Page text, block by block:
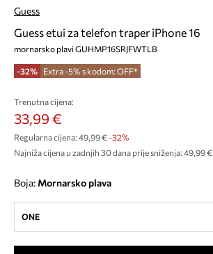
Guess
Guess etui za telefon traper iPhone 16
mornarsko plavi GUHMP16SRJFWTLB
-32% Extra -5% s kodom: OFF*
Trenutna cijena:
33,99 €
Regularna cijena: 49,99 €-32%
Najniža cijena u zadnjih 30 dana prije sniženja: 49,99 €
Boja: mornarsko plava
ONE